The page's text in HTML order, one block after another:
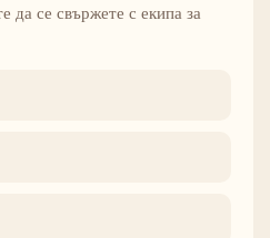
да се свържете с екипа за